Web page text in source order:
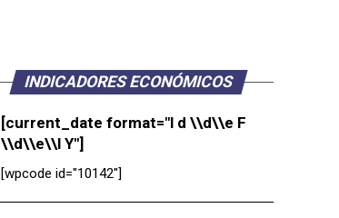
INDICADORES ECONÓMICOS
[current_date format="l d \\d\\e F
\\d\\e\\l Y"]
[wpcode id="10142"]